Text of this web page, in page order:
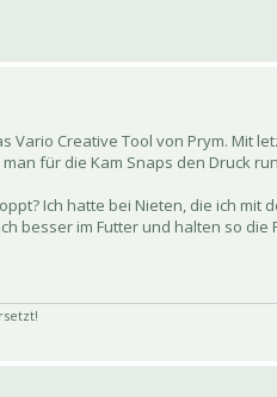
Creative Tool von Prym. Mit
für die Kam Snaps den Druck
Ich hatte bei Nieten, die ich mit
besser im Futter und halten so die